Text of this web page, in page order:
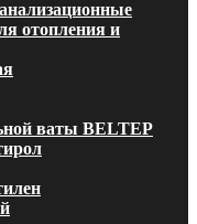
отопления и
ваты BELTEP